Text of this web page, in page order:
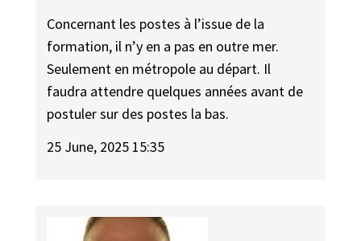
Concernant les postes à l’issue de la
formation, il n’y en a pas en outre mer.
Seulement en métropole au départ. Il
faudra attendre quelques années avant de
postuler sur des postes la bas.
25 June, 2025 15:35